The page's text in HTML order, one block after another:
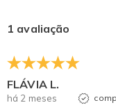
1 avaliação
FLÁVIA L.
há 2 meses